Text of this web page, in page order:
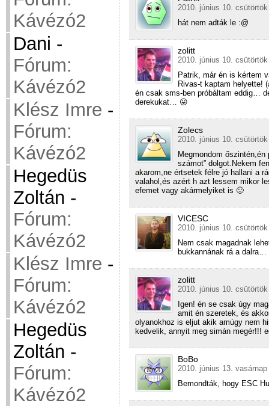
Kávézó2
Dani -
Fórum:
Kávézó2
Klész Imre -
Fórum:
Kávézó2
Hegedüs
Zoltán -
Fórum:
Kávézó2
Klész Imre -
Fórum:
Kávézó2
Hegedüs
Zoltán -
Fórum:
Kávézó2
2010. június 10.
hát nem adták le :@
zolitt
2010. június 10.
Patrik, már én is kértem
Rivas-t kaptam helyette!
én csak sms-ben próbáltam eddig…
derekukat… 😛
Zolecs
2010. június 10.
Megmondom
számot” dolgot.Nekem
akarom,ne értsetek félre jó hallani a
valahol,és azért h azt lessem mikor
efemet vagy akármelyiket is 🙂
VICESC
2010. június 10.
Nem csak magadnak
bukkannának rá a dalra…
zolitt
2010. június 10.
Igen! én se csak úgy
amit én szeretek, és
olyanokhoz is eljut akik amúgy nem
kedvelik, annyit meg simán megér!!!
BoBo
2010. június 13.
Bemondták, hogy ESC